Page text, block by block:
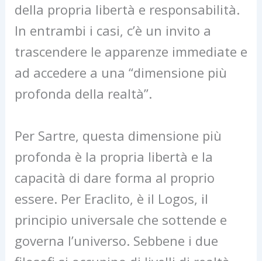
della propria libertà e responsabilità.
In entrambi i casi, c’è un invito a
trascendere le apparenze immediate e
ad accedere a una “dimensione più
profonda della realtà”.
Per Sartre, questa dimensione più
profonda è la propria libertà e la
capacità di dare forma al proprio
essere. Per Eraclito, è il Logos, il
principio universale che sottende e
governa l’universo. Sebbene i due